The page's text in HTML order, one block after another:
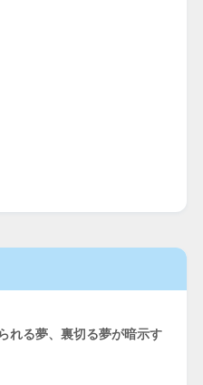
れる夢、裏切る夢が暗示す